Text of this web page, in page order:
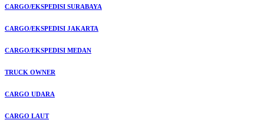
CARGO/EKSPEDISI SURABAYA
CARGO/EKSPEDISI JAKARTA
CARGO/EKSPEDISI MEDAN
TRUCK OWNER
CARGO UDARA
CARGO LAUT